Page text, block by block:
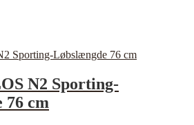
N2 Sporting-
76 cm